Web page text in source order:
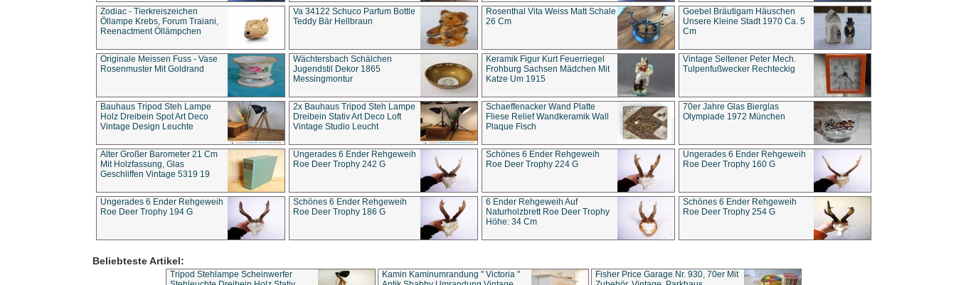
Zodiac - Tierkreiszeichen
Öllampe Krebs, Forum Traiani,
Reenactment Öllämpchen
Va 34122 Schuco Parfum Bottle
Teddy Bär Hellbraun
Rosenthal Vita Weiss Matt Schale
26 Cm
Goebel Bräutigam Häuschen
Unsere Kleine Stadt 1970 Ca. 5
Cm
Originale Meissen Fuss - Vase
Rosenmuster Mit Goldrand
Wächtersbach Schälchen
Jugendstil Dekor 1865
Messingmontur
Keramik Figur Kurt Feuerriegel
Frohburg Sachsen Mädchen Mit
Katze Um 1915
Vintage Seltener Peter Mech.
Tulpenfußwecker Rechteckig
Bauhaus Tripod Steh Lampe
Holz Dreibein Spot Art Deco
Vintage Design Leuchte
2x Bauhaus Tripod Steh Lampe
Dreibein Stativ Art Deco Loft
Vintage Studio Leucht
Schaeffenacker Wand Platte
Fliese Relief Wandkeramik Wall
Plaque Fisch
70er Jahre Glas Bierglas
Olympiade 1972 München
Alter Großer Barometer 21 Cm
Mit Holzfassung, Glas
Geschliffen Vintage 5319 19
Ungerades 6 Ender Rehgeweih
Roe Deer Trophy 242 G
Schönes 6 Ender Rehgeweih
Roe Deer Trophy 224 G
Ungerades 6 Ender Rehgeweih
Roe Deer Trophy 160 G
Ungerades 6 Ender Rehgeweih
Roe Deer Trophy 194 G
Schönes 6 Ender Rehgeweih
Roe Deer Trophy 186 G
6 Ender Rehgeweih Auf
Naturholzbrett Roe Deer Trophy
Höhe: 34 Cm
Schönes 6 Ender Rehgeweih
Roe Deer Trophy 254 G
Beliebteste Artikel:
Tripod Stehlampe Scheinwerfer
Kamin Kaminumrandung " Victoria "
Fisher Price Garage Nr. 930, 70er Mit